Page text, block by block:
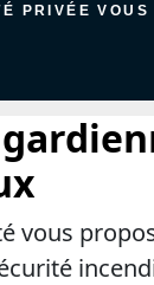
PRIVÉE
vous